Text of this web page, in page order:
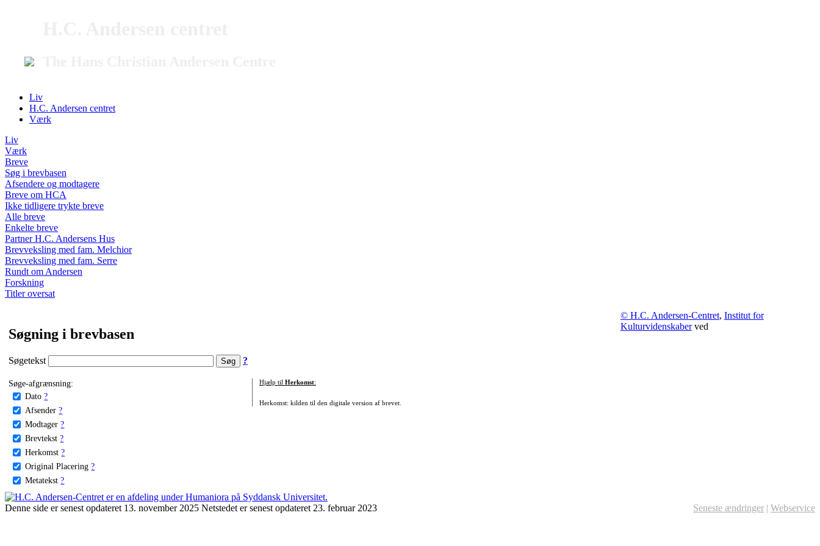
Liv
H.C. Andersen centret
Værk
Liv
Værk
Breve
Søg i brevbasen
Afsendere og modtagere
Breve om HCA
Ikke tidligere trykte breve
Alle breve
Enkelte breve
Partner H.C. Andersens Hus
Brevveksling med fam. Melchior
Brevveksling med fam. Serre
Rundt om Andersen
Forskning
Titler oversat
Søgning i brevbasen
Søgetekst ?
Søge-afgrænsning:
Dato ?
Afsender ?
Modtager ?
Brevtekst ?
Herkomst ?
Original Placering ?
Metatekst ?
Hjælp til Herkomst:
Herkomst: kilden til den digitale version af brevet.
© H.C. Andersen-Centret, Institut for
Kulturvidenskaberved
Denne side er senest opdateret 13. november 2025 Netstedet er senest opdateret 23. februar 2023 Seneste ændringer | Webservice